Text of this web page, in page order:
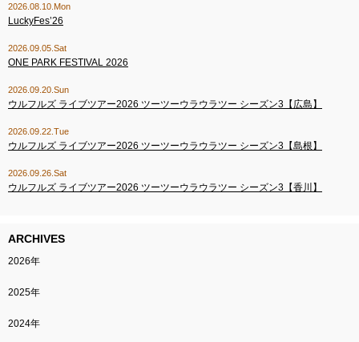
2026.08.10.Mon
LuckyFes’26
2026.09.05.Sat
ONE PARK FESTIVAL 2026
2026.09.20.Sun
ウルフルズ ライブツアー2026 ツーツーウラウラツー シーズン3【広島】
2026.09.22.Tue
ウルフルズ ライブツアー2026 ツーツーウラウラツー シーズン3【島根】
2026.09.26.Sat
ウルフルズ ライブツアー2026 ツーツーウラウラツー シーズン3【香川】
ARCHIVES
2026年
2025年
2024年